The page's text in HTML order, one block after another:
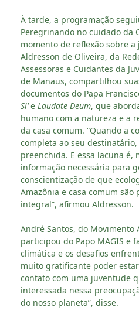
À tarde, a programação
Peregrinando no cuidado da
momento de reflexão sobre
Aldresson de Oliveira, da
Assessoras e Cuidantes da
de Manaus, compartilhou
documentos do Papa
Si’e Laudate Deum, que
humano com a natureza e a
da casa comum. “Quando a
completa ao seu
preenchida. E essa lacuna é,
informação necessária para
conscientização de que
Amazônia e casa comum
integral”, afirmou Aldresson.
André Santos, do Movimento
participou do Papo MAGIS e
climática e os desafios
muito gratificante poder
contato com uma juventude
interessada nessa
do nosso planeta”, disse.